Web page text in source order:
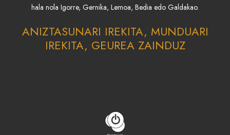
hala nola Igorre, Gernika, Lemoa, Bedia edo Galdakao.
ANIZTASUNARI IREKITA, MUNDUARI
IREKITA, GEUREA ZAINDUZ